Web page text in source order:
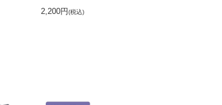
2,200円(税込)